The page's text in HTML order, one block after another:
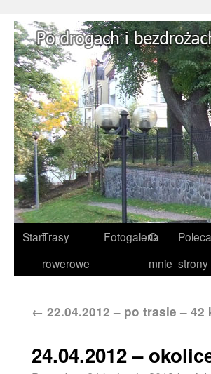
StartTrasy
rowerowe
Fotogaleria
O
mnie strony
← 22.04.2012 – po trasie – 42
24.04.2012 –